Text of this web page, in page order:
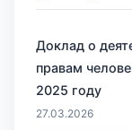
Доклад о
правам
2025 году
27.03.2026